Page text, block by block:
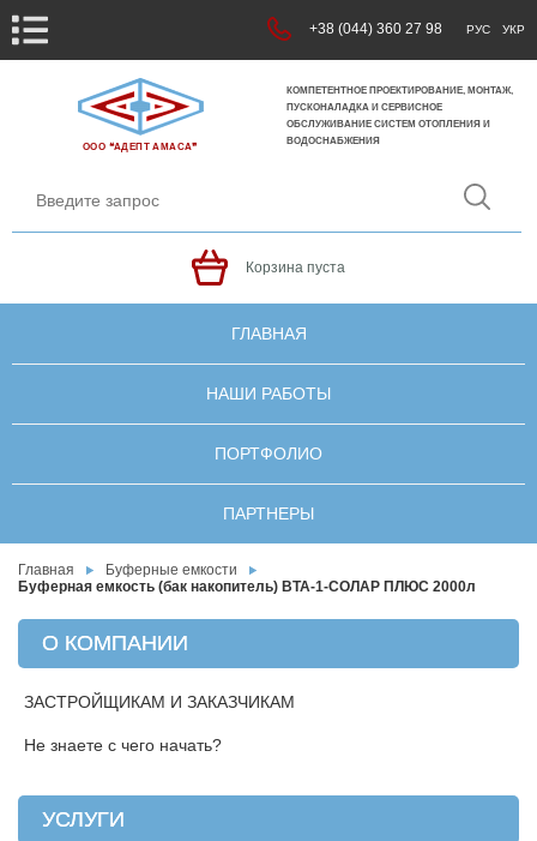
+38 (044) 360 27 98 РУС УКР
ООО ❝АДЕПТ АМАСА❞
КОМПЕТЕНТНОЕ ПРОЕКТИРОВАНИЕ, МОНТАЖ,
ПУСКОНАЛАДКА И СЕРВИСНОЕ
ОБСЛУЖИВАНИЕ СИСТЕМ ОТОПЛЕНИЯ И
ВОДОСНАБЖЕНИЯ
Корзина пуста
ГЛАВНАЯ
НАШИ РАБОТЫ
ПОРТФОЛИО
ПАРТНЕРЫ
Главная
Буферные емкости
Буферная емкость (бак накопитель) ВТА-1-СОЛАР ПЛЮС 2000л
О КОМПАНИИ
ЗАСТРОЙЩИКАМ И ЗАКАЗЧИКАМ
Не знаете с чего начать?
УСЛУГИ